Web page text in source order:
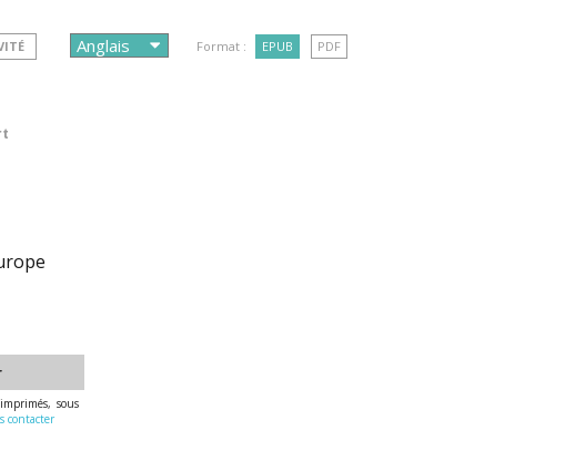
Format : EPUB PDF
sous
contacter